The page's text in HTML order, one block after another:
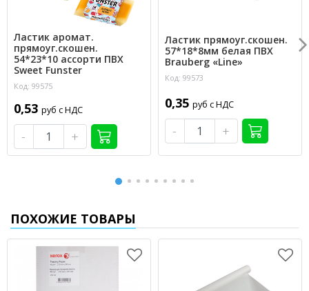
Ластик аромат.
прямоуг.скошен.
54*23*10 ассорти ПВХ
Sweet Funster
Код: 99575
0,53 руб с НДС
- +
Ластик прямоуг.скошен.
57*18*8мм белая ПВХ
Brauberg «Line»
Код: 99573
0,35 руб с НДС
- +
ПОХОЖИЕ ТОВАРЫ